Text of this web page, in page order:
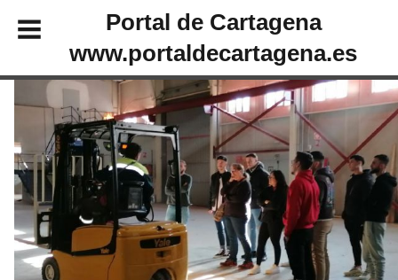
Portal de Cartagena
www.portaldecartagena.es